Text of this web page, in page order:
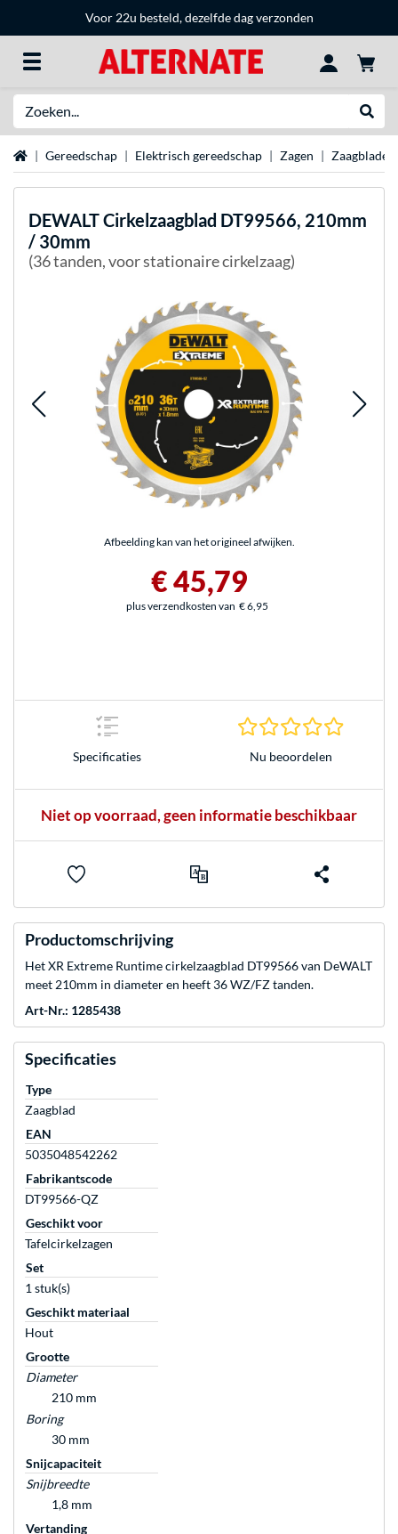
Voor 22u besteld, dezelfde dag verzonden
HomeGereedschap Elektrisch gereedschap Zagen Zaagbladen
DEWALTCirkelzaagblad DT99566, 210mm
/ 30mm
(36 tanden, voor stationaire cirkelzaag)
Afbeelding kan van het origineel afwijken.
€ 45,79
plus verzendkosten van € 6,95
Specificaties Nu beoordelen
Niet op voorraad, geen informatie beschikbaar
Productomschrijving
Het XR Extreme Runtime cirkelzaagblad DT99566 van DeWALT
meet 210mm in diameter en heeft 36 WZ/FZ tanden.
Art-Nr.: 1285438
Specificaties
Type
Zaagblad
EAN
5035048542262
Fabrikantscode
DT99566-QZ
Geschikt voor
Tafelcirkelzagen
Set
1 stuk(s)
Geschikt materiaal
Hout
Grootte
Diameter
210 mm
Boring
30 mm
Snijcapaciteit
Snijbreedte
1,8 mm
Vertanding